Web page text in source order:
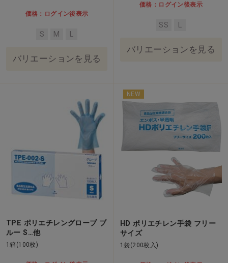
価格：ログイン後表示
S M L
バリエーションを見る
価格：ログイン後表示
SS L
バリエーションを見る
TPE ポリエチレングローブ ブ
ルー S…他
1箱(100枚)
NEW
HD ポリエチレン手袋 フリー
サイズ
1袋(200枚入)